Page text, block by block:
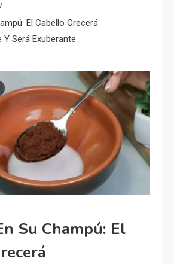
El Cabello Crecerá
Será Exuberante
Su Champú: El